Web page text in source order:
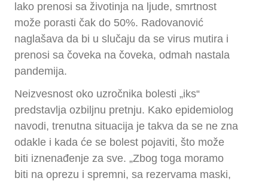
lako prenosi sa životinja na ljude, smrtnost
može porasti čak do 50%. Radovanović
naglašava da bi u slučaju da se virus mutira i
prenosi sa čoveka na čoveka, odmah nastala
pandemija.
Neizvesnost oko uzročnika bolesti „iks“
predstavlja ozbiljnu pretnju. Kako epidemiolog
navodi, trenutna situacija je takva da se ne zna
odakle i kada će se bolest pojaviti, što može
biti iznenađenje za sve. „Zbog toga moramo
biti na oprezu i spremni, sa rezervama maski,